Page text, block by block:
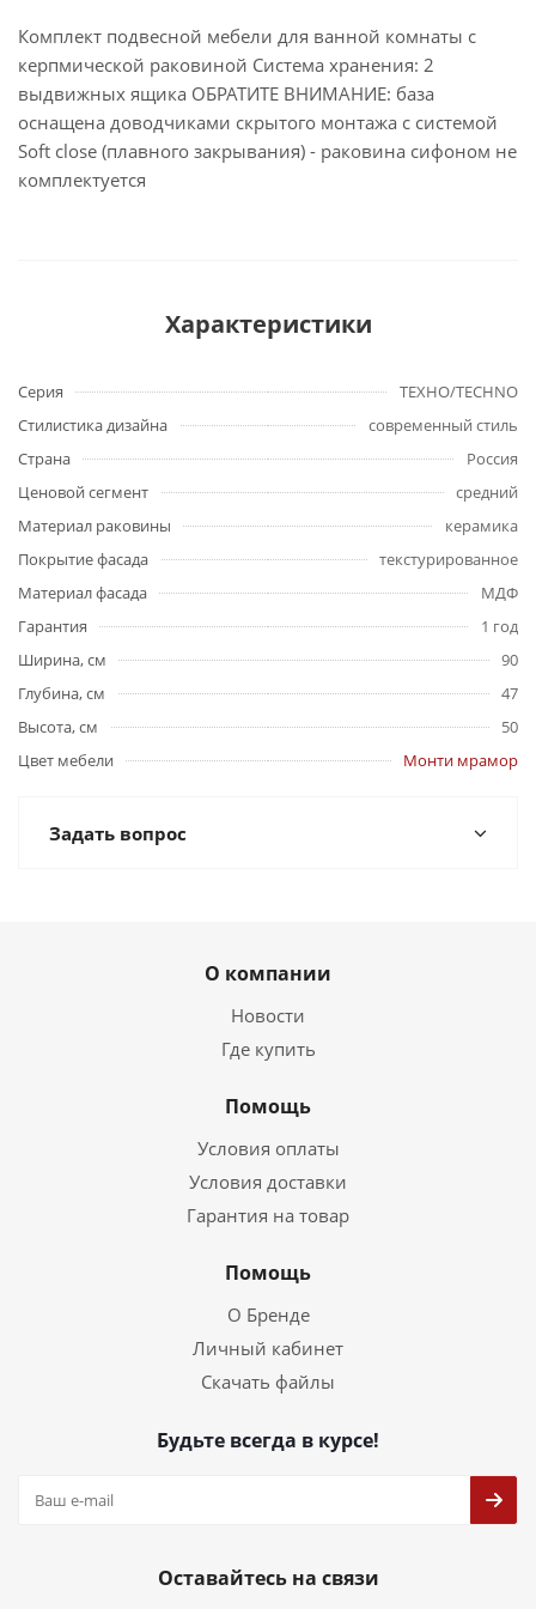
Комплект подвесной мебели для ванной комнаты с
керпмической раковиной Система хранения: 2
выдвижных ящика ОБРАТИТЕ ВНИМАНИЕ: база
оснащена доводчиками скрытого монтажа с системой
Soft close (плавного закрывания) - раковина сифоном не
комплектуется
Характеристики
Серия
ТЕХНО/TECHNO
Стилистика дизайна
современный стиль
Страна
Россия
Ценовой сегмент
средний
Материал раковины
керамика
Покрытие фасада
текстурированное
Материал фасада
МДФ
Гарантия
1 год
Ширина, см
90
Глубина, см
47
Высота, см
50
Цвет мебели
Монти мрамор
Задать вопрос
О компании
Новости
Где купить
Помощь
Условия оплаты
Условия доставки
Гарантия на товар
Помощь
О Бренде
Личный кабинет
Скачать файлы
Будьте всегда в курсе!
Оставайтесь на связи